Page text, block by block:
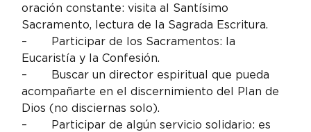
oración constante: visita al Santísimo
Sacramento, lectura de la Sagrada Escritura.
–       Participar de los Sacramentos: la
Eucaristía y la Confesión.
–       Buscar un director espiritual que pueda
acompañarte en el discernimiento del Plan de
Dios (no disciernas solo).
–       Participar de algún servicio solidario: es